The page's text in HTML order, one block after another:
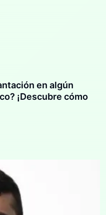
en algún
¡Descubre cómo